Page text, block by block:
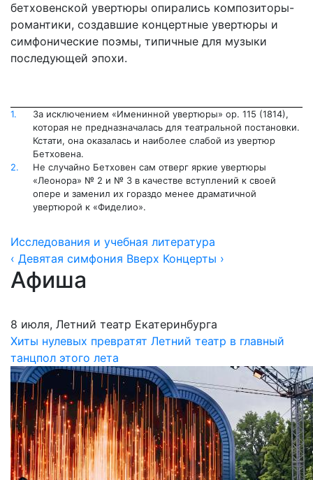
бетховенской увертюры опирались ком­позиторы-
романтики, создавшие концертные увертюры и
симфони­ческие поэмы, типичные для музыки
последующей эпохи.
1.
За исключением «Именинной увертюры» ор. 115 (1814),
которая не пред­назначалась для театральной постановки.
Кстати, она оказалась и наиболее сла­бой из увертюр
Бетховена.
2.
Не случайно Бетховен сам отверг яркие увертюры
«Леонора» № 2 и № 3 в качестве вступлений к своей
опере и заменил их гораздо менее драматичной
увертюрой к «Фиделио».
Исследования и учебная литература
‹ Девятая симфония Вверх Концерты ›
Афиша
8 июля, Летний театр Екатеринбурга
Хиты нулевых превратят Летний театр в главный
танцпол этого лета